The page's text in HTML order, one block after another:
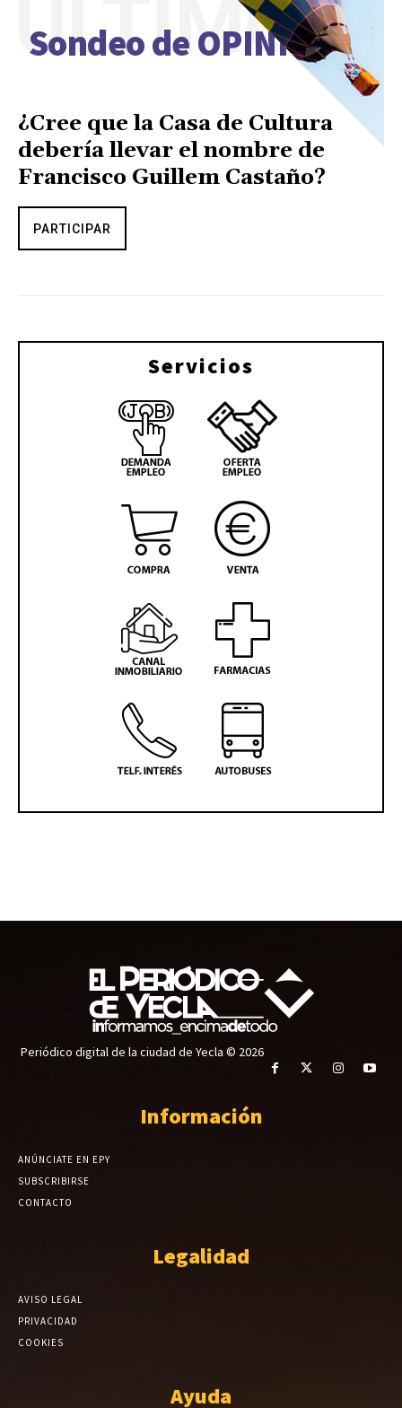
Sondeo de OPINIÓN
ÚLTIMO
¿Cree que la Casa de Cultura
debería llevar el nombre de
Francisco Guillem Castaño?
PARTICIPAR
Servicios
Periódico digital de la ciudad de Yecla © 2026
Información
ANÚNCIATE EN EPY
SUBSCRIBIRSE
CONTACTO
Legalidad
AVISO LEGAL
PRIVACIDAD
COOKIES
Ayuda